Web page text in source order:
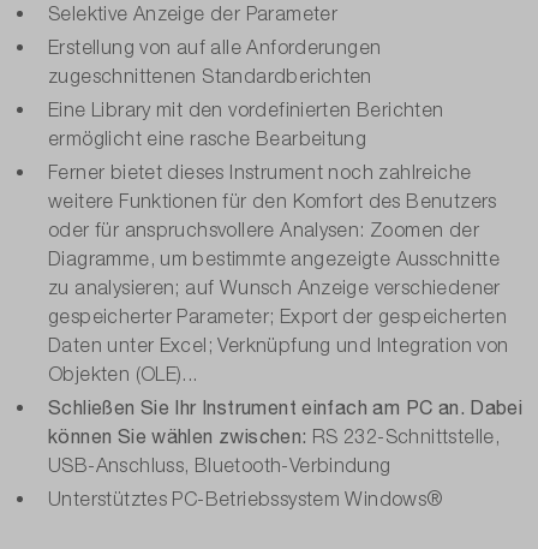
Selektive Anzeige der Parameter
Erstellung von auf alle Anforderungen
zugeschnittenen Standardberichten
Eine Library mit den vordefinierten Berichten
ermöglicht eine rasche Bearbeitung
Ferner bietet dieses Instrument noch zahlreiche
weitere Funktionen für den Komfort des Benutzers
oder für anspruchsvollere Analysen: Zoomen der
Diagramme, um bestimmte angezeigte Ausschnitte
zu analysieren; auf Wunsch Anzeige verschiedener
gespeicherter Parameter; Export der gespeicherten
Daten unter Excel; Verknüpfung und Integration von
Objekten (OLE)...
Schließen Sie Ihr Instrument einfach am PC an. Dabei
können Sie wählen zwischen: RS 232-Schnittstelle,
USB-Anschluss, Bluetooth-Verbindung
Unterstütztes PC-Betriebssystem Windows®